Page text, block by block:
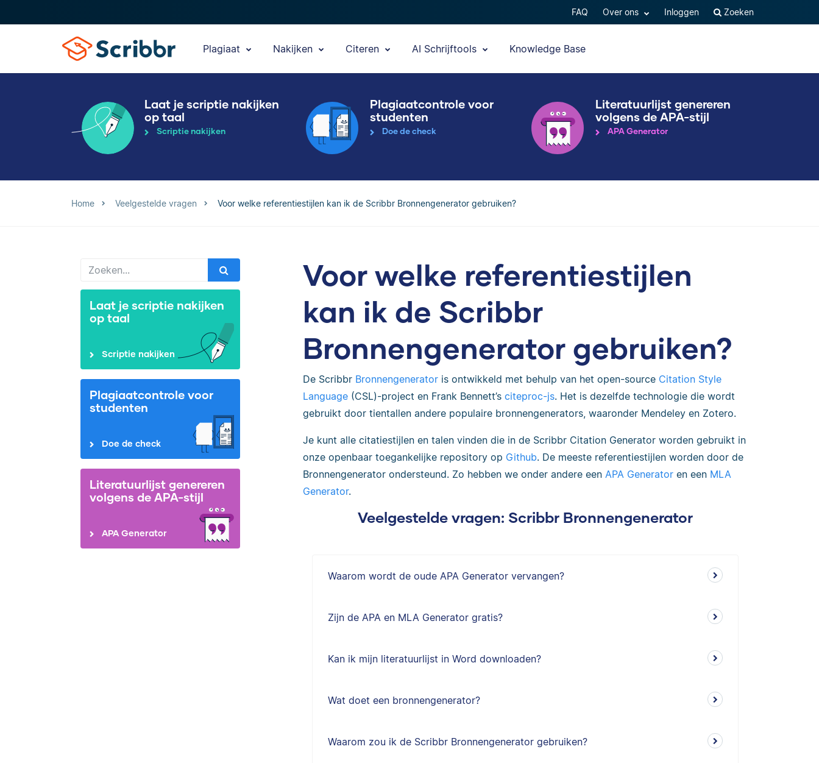
FAQ Over ons Inloggen Zoeken
Plagiaat Nakijken Citeren AI Schrijftools Knowledge Base
Laat je scriptie nakijken
op taal
Scriptie nakijken
Plagiaatcontrole voor
studenten
Doe de check
Literatuurlijst genereren
volgens de APA-stijl
APA Generator
Home Veelgestelde vragen Voor welke referentiestijlen kan ik de Scribbr Bronnengenerator gebruiken?
Laat je scriptie nakijken
op taal
Scriptie nakijken
Plagiaatcontrole voor
studenten
Doe de check
Literatuurlijst genereren
volgens de APA-stijl
APA Generator
Voor welke referentiestijlen
kan ik de Scribbr
Bronnengenerator gebruiken?
De Scribbr Bronnengeneratoris ontwikkeld met behulp van het open-source Citation Style
Language(CSL)-project en Frank Bennett’s citeproc-js. Het is dezelfde technologie die wordt
gebruikt door tientallen andere populaire bronnengenerators, waaronder Mendeley en Zotero.
Je kunt alle citatiestijlen en talen vinden die in de Scribbr Citation Generator worden gebruikt in
onze openbaar toegankelijke repository op Github. De meeste referentiestijlen worden door de
Bronnengenerator ondersteund. Zo hebben we onder andere een APA Generatoren een MLA
Generator.
Veelgestelde vragen: Scribbr Bronnengenerator
Waarom wordt de oude APA Generator vervangen?
Zijn de APA en MLA Generator gratis?
Kan ik mijn literatuurlijst in Word downloaden?
Wat doet een bronnengenerator?
Waarom zou ik de Scribbr Bronnengenerator gebruiken?